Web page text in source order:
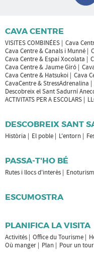
CAVA CENTRE
VISITES COMBINÉES
Cava
Cava Centre & Canals i Munné
Cava Centre & Espai Xocolata
Cava Centre & Jaume Giró
Cava Centre & Hatsukoi
Cava
CavaCentre & StressAdrenalina
Descobreix el Sant Sadurní
ACTIVITATS PER A ESCOLARS
DESCOBREIX SANT
Història El poble L'entorn
PASSA-T'HO BÉ
Rutes i llocs d'interès
ESCUMOSTRA
PLANIFICA LA VISITA
Activités Office du Tourisme
Où manger
Plan Pour un